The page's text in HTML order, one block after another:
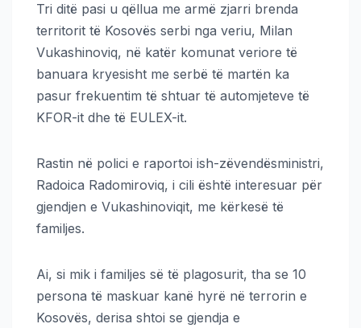
Tri ditë pasi u qëllua me armë zjarri brenda
territorit të Kosovës serbi nga veriu, Milan
Vukashinoviq, në katër komunat veriore të
banuara kryesisht me serbë të martën ka
pasur frekuentim të shtuar të automjeteve të
KFOR-it dhe të EULEX-it.
Rastin në polici e raportoi ish-zëvendësministri,
Radoica Radomiroviq, i cili është interesuar për
gjendjen e Vukashinoviqit, me kërkesë të
familjes.
Ai, si mik i familjes së të plagosurit, tha se 10
persona të maskuar kanë hyrë në terrorin e
Kosovës, derisa shtoi se gjendja e